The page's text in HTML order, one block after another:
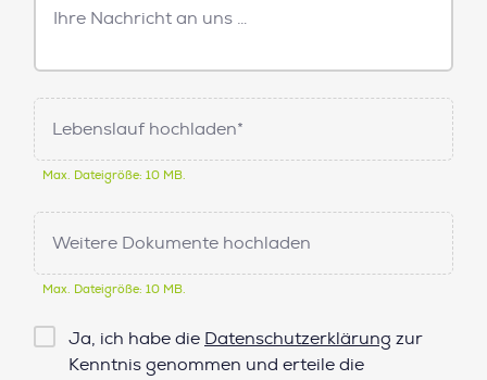
Nachricht
Lebenslauf hochladen*
Max. Dateigröße: 10 MB.
Weitere Dokumente hochladen
Max. Dateigröße: 10 MB.
Checkbox
Datenschutz*
Ja, ich habe die Datenschutzerklärung zur
Kenntnis genommen und erteile die